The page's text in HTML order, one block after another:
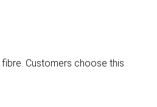
Customers choose this